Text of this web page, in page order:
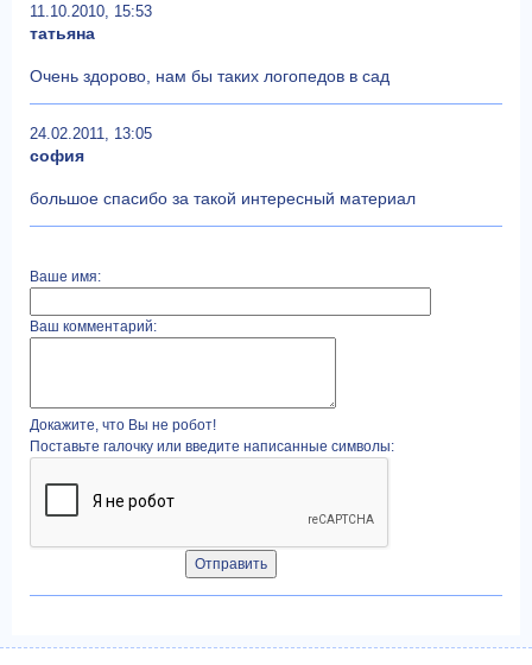
11.10.2010, 15:53
татьяна
Очень здорово, нам бы таких логопедов в сад
24.02.2011, 13:05
софия
большое спасибо за такой интересный материал
Ваше имя:
Ваш комментарий:
Докажите, что Вы не робот!
Поставьте галочку или введите написанные символы: